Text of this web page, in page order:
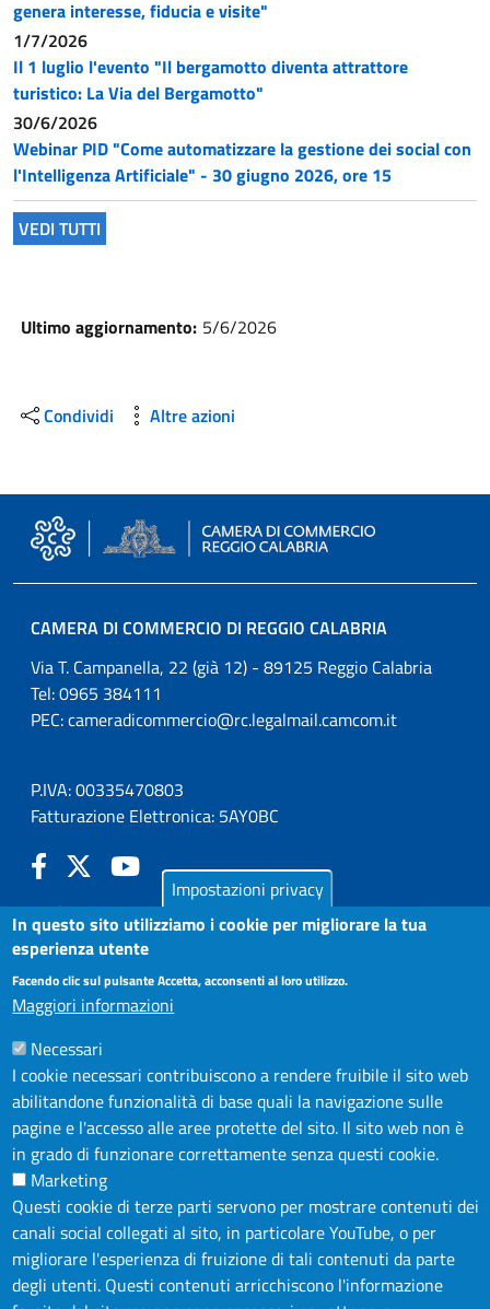
genera interesse, fiducia e visite"
1/7/2026
Il 1 luglio l'evento "Il bergamotto diventa attrattore
turistico: La Via del Bergamotto"
30/6/2026
Webinar PID "Come automatizzare la gestione dei social con
l'Intelligenza Artificiale" - 30 giugno 2026, ore 15
VEDI TUTTI
Ultimo aggiornamento: 5/6/2026
Condividi Altre azioni
CAMERA DI COMMERCIO DI REGGIO CALABRIA
Via T. Campanella, 22 (già 12) - 89125 Reggio Calabria
Tel: 0965 384111
PEC:cameradicommercio@rc.legalmail.camcom.it
P.IVA: 00335470803
Fatturazione Elettronica: 5AY0BC
LA CAMERA
PUBBLICITÀ LEGALE
AMMINISTRAZIONE TRASPARENTE
AZIENDA SPECIALE IN.FORM.A.
AZIENDA SPECIALE SSEA
MODULISTICA
SERVIZIONLINE
URP
INFORMAZIONE ECONOMICA E STATISTICA
NOTE LEGALI
PRIVACY POLICY
Impostazioni privacy
In questo sito utilizziamo i cookie per migliorare la tua
esperienza utente
Facendo clic sul pulsante Accetta, acconsenti al loro utilizzo.
Maggiori informazioni
Necessari
I cookie necessari contribuiscono a rendere fruibile il sito web
abilitandone funzionalità di base quali la navigazione sulle
pagine e l'accesso alle aree protette del sito. Il sito web non è
in grado di funzionare correttamente senza questi cookie.
Marketing
Questi cookie di terze parti servono per mostrare contenuti dei
canali social collegati al sito, in particolare YouTube, o per
migliorare l'esperienza di fruizione di tali contenuti da parte
degli utenti. Questi contenuti arricchiscono l'informazione